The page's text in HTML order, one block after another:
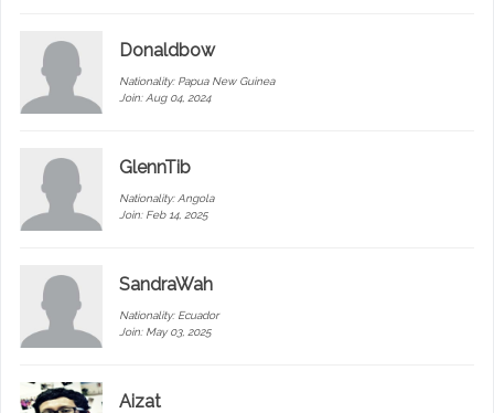
Donaldbow
Nationality: Papua New Guinea
Join: Aug 04, 2024
GlennTib
Nationality: Angola
Join: Feb 14, 2025
SandraWah
Nationality: Ecuador
Join: May 03, 2025
Aizat